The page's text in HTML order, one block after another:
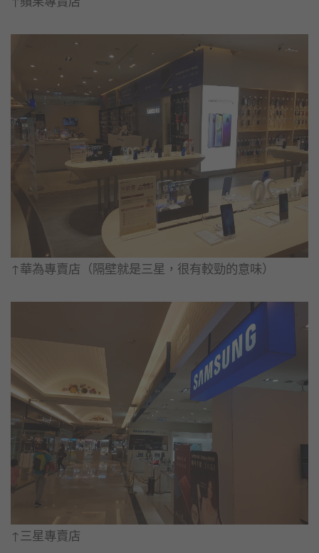
↑華為專賣店（隔壁就是三星，很有較勁的意味）
↑三星專賣店